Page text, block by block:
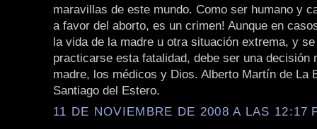
maravillas de este mundo. Como ser humano y
a favor del aborto, es un crimen! Aunque en
la vida de la madre u otra situación extrema, y
practicarse esta fatalidad, debe ser una decisión
madre, los médicos y Dios. Alberto Martín de La
Santiago del Estero.
11 DE NOVIEMBRE DE 2008 A LAS 12:17